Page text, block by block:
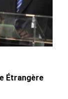
Étrangère